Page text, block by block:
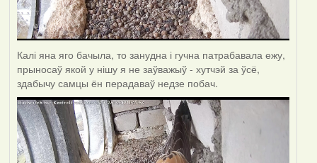
Калі яна яго бачыла, то занудна і гучна патрабавала ежу,
прыносаў якой у нішу я не заўважыў - хутчэй за ўсё,
здабычу самцы ён перадаваў недзе побач.